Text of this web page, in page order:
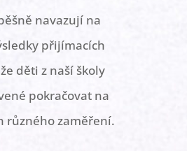
navazují na
přijímacích
děti z naší školy
pokračovat na
různého zaměření.